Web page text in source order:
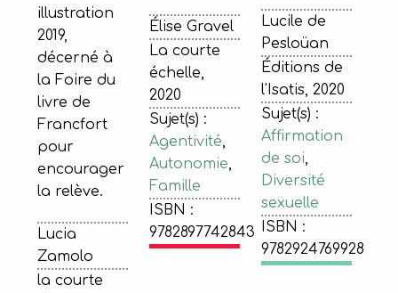
illustration
2019,
décerné à
la Foire du
livre de
Francfort
pour
encourager
la relève.
Lucia
Zamolo
la courte
Élise Gravel
La courte
échelle,
2020
Sujet(s) :
Agentivité,
Autonomie,
Famille
ISBN :
9782897742843
Lucile de
Pesloüan
Éditions de
l'Isatis, 2020
Sujet(s) :
Affirmation
de soi,
Diversité
sexuelle
ISBN :
9782924769928